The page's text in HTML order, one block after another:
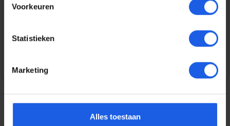
Voorkeuren
Statistieken
Marketing
Alles toestaan
Veilig en snel betalen